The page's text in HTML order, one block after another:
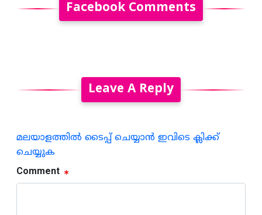
Facebook Comments
Leave A Reply
മലയാളത്തില്‍ ടൈപ്പ് ചെയ്യാന്‍ ഇവിടെ ക്ലിക്ക്
ചെയ്യുക
Comment